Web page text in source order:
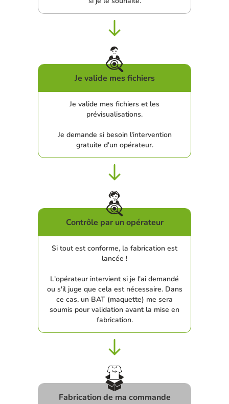
Je valide mes fichiers
Je valide mes fichiers et les
prévisualisations.
Je demande si besoin l'intervention
gratuite d'un opérateur.
Contrôle par un opérateur
Si tout est conforme, la fabrication est
lancée !
L'opérateur intervient si je l'ai demandé
ou s'il juge que cela est nécessaire. Dans
ce cas, un BAT (maquette) me sera
soumis pour validation avant la mise en
fabrication.
Fabrication de ma commande